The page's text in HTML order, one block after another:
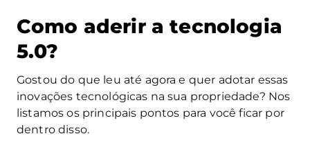
Como aderir a tecnologia
5.0?
Gostou do que leu até agora e quer adotar essas
inovações tecnológicas na sua propriedade? Nos
listamos os principais pontos para você ficar por
dentro disso.